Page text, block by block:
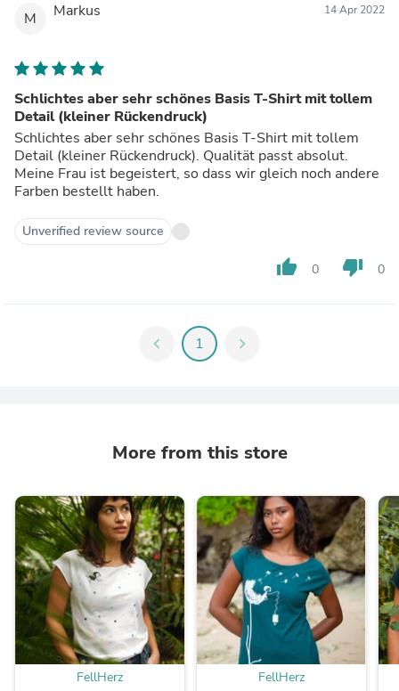
M Markus 14 Apr 2022
Schlichtes aber sehr schönes Basis T-Shirt mit tollem
Detail (kleiner Rückendruck)
Schlichtes aber sehr schönes Basis T-Shirt mit tollem
Detail (kleiner Rückendruck). Qualität passt absolut.
Meine Frau ist begeistert, so dass wir gleich noch andere
Farben bestellt haben.
Unverified review source
thumb_up 0 thumb_down 0
chevron_left 1 chevron_right
More from this store
FellHerz FellHerz